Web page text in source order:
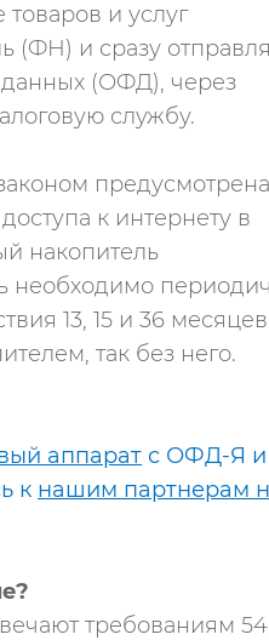
и услуг
(ФН) и сразу
данных (ОФД), через
службу.
предусмотрена
к интернету в
накопитель
необходимо
13, 15 и 36
так без него.
аппарат с ОФД-Я и
к нашим партнерам
требованиям